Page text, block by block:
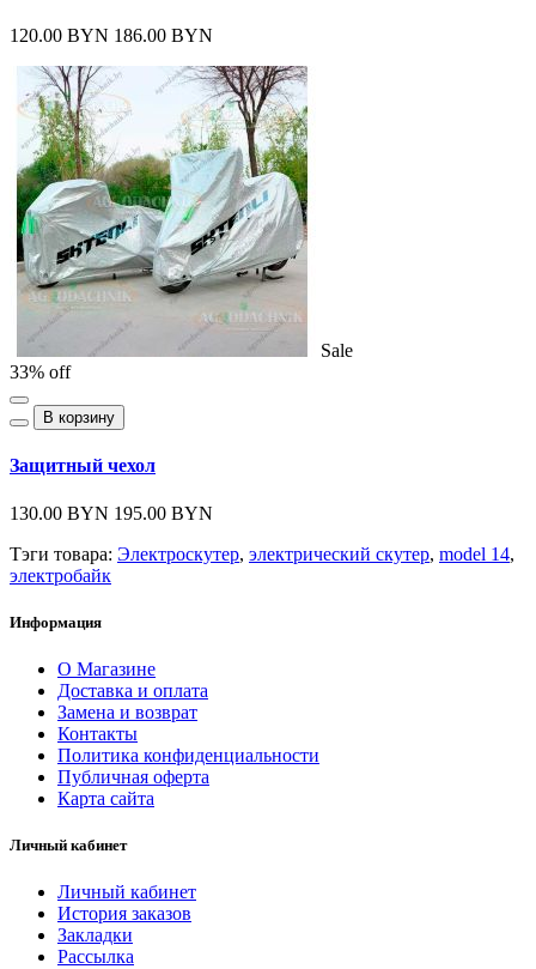
120.00 BYN 186.00 BYN
Sale
33% off
В корзину
Защитный чехол
130.00 BYN 195.00 BYN
Тэги товара: Электроскутер, электрический скутер, model 14,
электробайк
Информация
О Магазине
Доставка и оплата
Замена и возврат
Контакты
Политика конфиденциальности
Публичная оферта
Карта сайта
Личный кабинет
Личный кабинет
История заказов
Закладки
Рассылка